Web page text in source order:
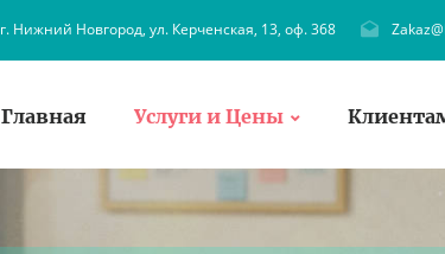
г. Нижний Новгород, ул. Керченская, 13, оф. 368
Главная Услуги и Цены